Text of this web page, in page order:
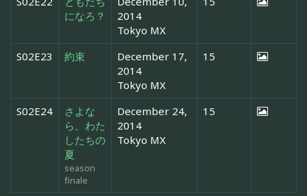
になろ？
2014
Tokyo MX
S02E23 約束
December 17,
2014
Tokyo MX
15
S02E24
さよな
ら、わた
したちの
夏
season
finale
December 24,
2014
Tokyo MX
15